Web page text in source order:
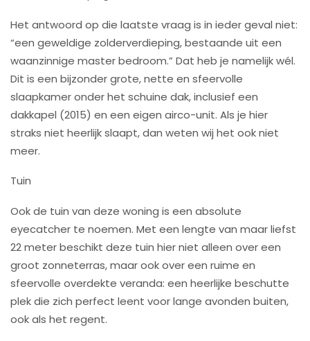
Het antwoord op die laatste vraag is in ieder geval niet:
“een geweldige zolderverdieping, bestaande uit een
waanzinnige master bedroom.” Dat heb je namelijk wél.
Dit is een bijzonder grote, nette en sfeervolle
slaapkamer onder het schuine dak, inclusief een
dakkapel (2015) en een eigen airco-unit. Als je hier
straks niet heerlijk slaapt, dan weten wij het ook niet
meer.
Tuin
Ook de tuin van deze woning is een absolute
eyecatcher te noemen. Met een lengte van maar liefst
22 meter beschikt deze tuin hier niet alleen over een
groot zonneterras, maar ook over een ruime en
sfeervolle overdekte veranda: een heerlijke beschutte
plek die zich perfect leent voor lange avonden buiten,
ook als het regent.